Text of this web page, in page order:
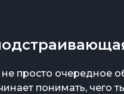
не просто очередное
понимать, чего